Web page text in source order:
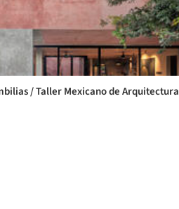
/ Taller Mexicano de Arquitectura